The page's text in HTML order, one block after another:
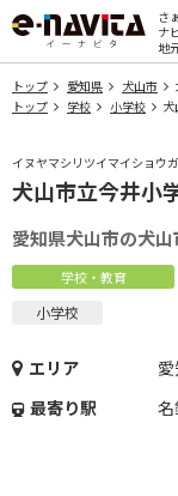
さ
ナ
地
トップ 愛知県 犬山市
トップ
学校 小学校
イヌヤマシリツイマイショウ
犬山市立今井小
愛知県犬山市の犬山
学校・教育
小学校
エリア
最寄り駅